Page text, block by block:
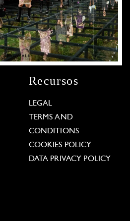
Recursos
LEGAL
TERMS AND
CONDITIONS
COOKIES POLICY
DATA PRIVACY POLICY